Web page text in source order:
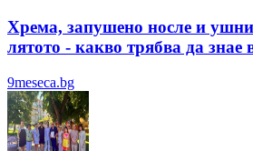
Хрема, запушено носле и
лятотo - какво трябва да знае
9meseca.bg